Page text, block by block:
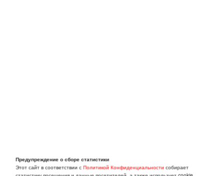
Предупреждение о сборе статистики
Этот сайт в соответствии сПолитикой Конфиденциальности собирает